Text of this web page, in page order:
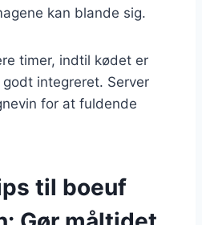
kan blande sig.
timer, indtil kødet er
integreret. Server
for at fuldende
til boeuf